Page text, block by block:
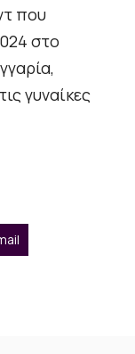
που
στο
γυναίκες